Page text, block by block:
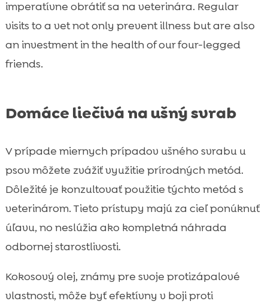
imperatívne obrátiť sa na veterinára. Regular
visits to a vet not only prevent illness but are also
an investment in the health of our four-legged
friends.
Domáce liečivá na ušný svrab
V prípade miernych prípadov ušného svrabu u
psov môžete zvážiť využitie prírodných metód.
Dôležité je konzultovať použitie týchto metód s
veterinárom. Tieto prístupy majú za cieľ ponúknuť
úľavu, no neslúžia ako kompletná náhrada
odbornej starostlivosti.
Kokosový olej, známy pre svoje protizápalové
vlastnosti, môže byť efektívny v boji proti